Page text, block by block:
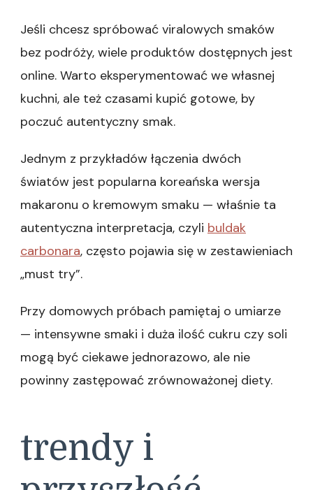
Jeśli chcesz spróbować viralowych smaków
bez podróży, wiele produktów dostępnych jest
online. Warto eksperymentować we własnej
kuchni, ale też czasami kupić gotowe, by
poczuć autentyczny smak.
Jednym z przykładów łączenia dwóch
światów jest popularna koreańska wersja
makaronu o kremowym smaku — właśnie ta
autentyczna interpretacja, czyli buldak
carbonara, często pojawia się w zestawieniach
„must try”.
Przy domowych próbach pamiętaj o umiarze
— intensywne smaki i duża ilość cukru czy soli
mogą być ciekawe jednorazowo, ale nie
powinny zastępować zrównoważonej diety.
trendy i